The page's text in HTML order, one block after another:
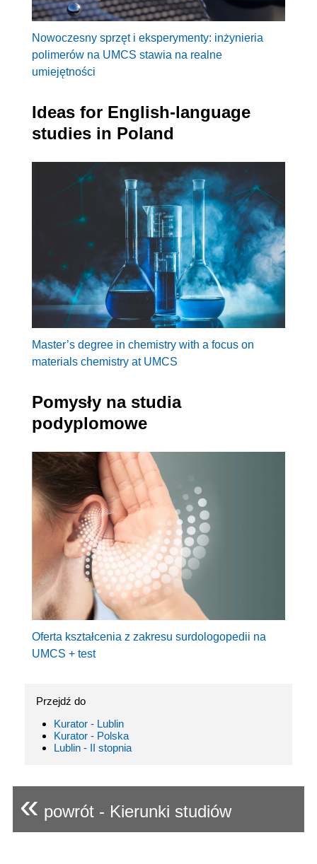
Nowoczesny sprzęt i eksperymenty: inżynieria
polimerów na UMCS stawia na realne
umiejętności
Ideas for English-language
studies in Poland
Master’s degree in chemistry with a focus on
materials chemistry at UMCS
Pomysły na studia
podyplomowe
Oferta kształcenia z zakresu surdologopedii na
UMCS + test
Przejdź do
Kurator - Lublin
Kurator - Polska
Lublin - II stopnia
« powrót - Kierunki studiów